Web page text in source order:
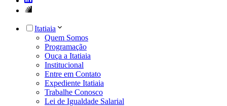
Itatiaia
Quem Somos
Programação
Ouça a Itatiaia
Institucional
Entre em Contato
Expediente Itatiaia
Trabalhe Conosco
Lei de Igualdade Salarial